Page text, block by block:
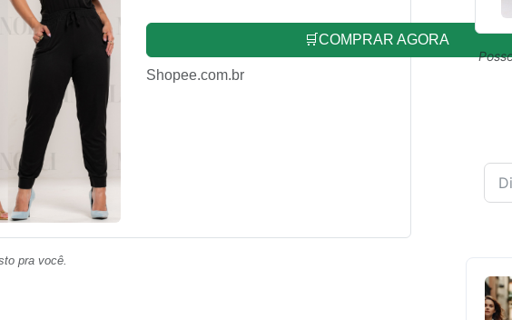
🛒COMPRAR AGORA
Shopee.com.br
pra você.